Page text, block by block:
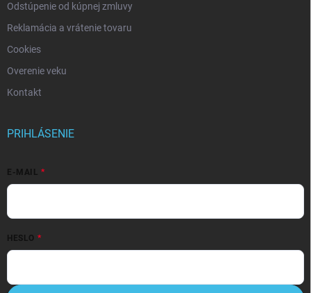
Odstúpenie od kúpnej zmluvy
Reklamácia a vrátenie tovaru
Cookies
Overenie veku
Kontakt
PRIHLÁSENIE
E-MAIL
HESLO